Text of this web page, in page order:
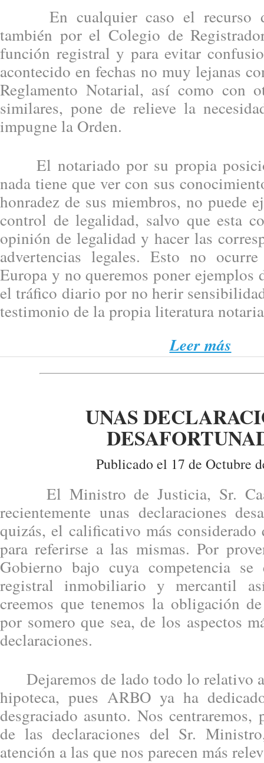
En cualquier caso el recurso
también por el Colegio de
función registral y para evitar
acontecido en fechas no muy lejanas
Reglamento Notarial, así como con
similares, pone de relieve la
impugne la Orden.
El notariado por su propia
nada tiene que ver con sus
honradez de sus miembros, no puede
control de legalidad, salvo que esta
opinión de legalidad y hacer las
advertencias legales. Esto no
Europa y no queremos poner ejemplos
el tráfico diario por no herir
testimonio de la propia literatura
Leer más
UNAS
Publicado el 17 de Octubre
El Ministro de Justicia, Sr.
recientemente unas declaraciones
quizás, el calificativo más considerado
para referirse a las mismas. Por
Gobierno bajo cuya competencia se
registral inmobiliario y mercantil
creemos que tenemos la obligación
por somero que sea, de los aspectos
declaraciones.
Dejaremos de lado todo lo relativo a
hipoteca, pues ARBO ya ha
desgraciado asunto. Nos
de las declaraciones del Sr.
atención a las que nos parecen más